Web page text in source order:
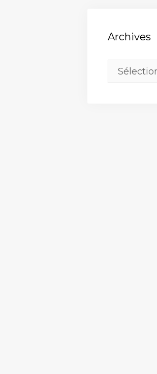
Archives
Archives